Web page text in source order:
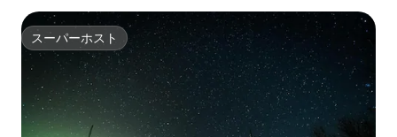
スーパーホスト
スーパーホスト